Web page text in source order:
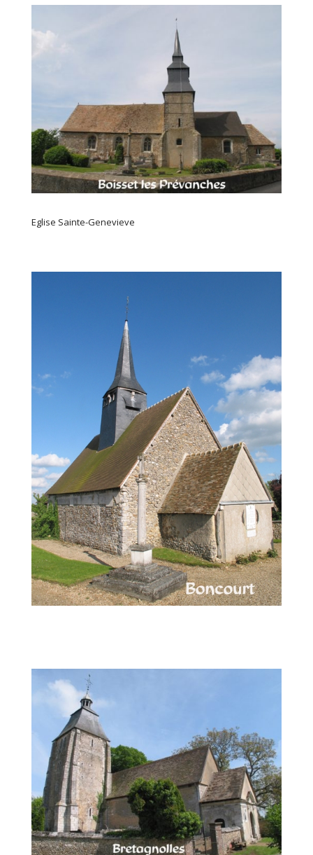
Eglise Sainte-Genevieve